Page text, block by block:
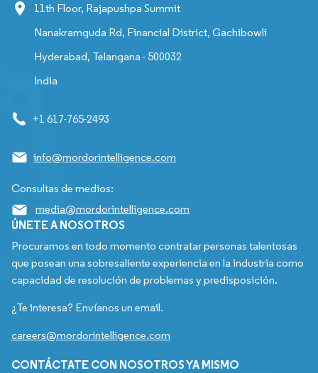
11th Floor, Rajapushpa Summit
Nanakramguda Rd, Financial District, Gachibowli
Hyderabad, Telangana - 500032
India
+1 617-765-2493
info@mordorintelligence.com
Consultas de medios:
media@mordorintelligence.com
ÚNETE A NOSOTROS
Procuramos en todo momento contratar personas talentosas
que posean una sobresaliente experiencia en la industria como
capacidad de resolución de problemas y predisposición.
¿Te interesa? Envíanos un email.
careers@mordorintelligence.com
CONTÁCTATE CON NOSOTROS YA MISMO